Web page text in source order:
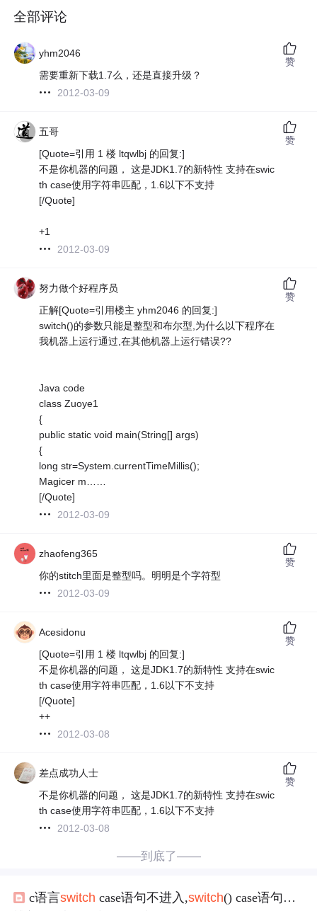
全部评论
yhm2046
需要重新下载1.7么，还是直接升级？
2012-03-09
赞
五哥
[Quote=引用 1 楼 ltqwlbj 的回复:]
不是你机器的问题， 这是JDK1.7的新特性 支持在swic
th case使用字符串匹配，1.6以下不支持
[/Quote]
+1
2012-03-09
赞
努力做个好程序员
正解[Quote=引用楼主 yhm2046 的回复:]
switch()的参数只能是整型和布尔型,为什么以下程序在
我机器上运行通过,在其他机器上运行错误??
Java code
class Zuoye1
{
public static void main(String[] args)
{
long str=System.currentTimeMillis();
Magicer m……
[/Quote]
2012-03-09
赞
zhaofeng365
你的stitch里面是整型吗。明明是个字符型
2012-03-09
赞
Acesidonu
[Quote=引用 1 楼 ltqwlbj 的回复:]
不是你机器的问题， 这是JDK1.7的新特性 支持在swic
th case使用字符串匹配，1.6以下不支持
[/Quote]
++
2012-03-08
赞
差点成功人士
不是你机器的问题， 这是JDK1.7的新特性 支持在swic
th case使用字符串匹配，1.6以下不支持
2012-03-08
赞
——到底了——
c语言switch case语句不进入,switch() case语句问题